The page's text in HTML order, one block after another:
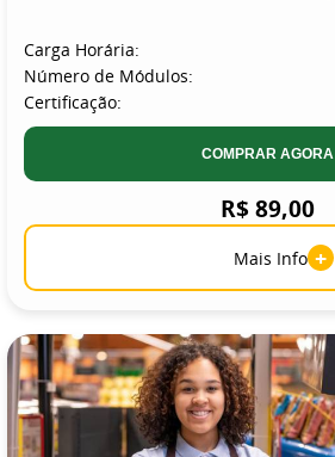
Carga Horária:
Número de Módulos:
Certificação:
COMPRAR AGORA
R$ 89,00
Mais Info +